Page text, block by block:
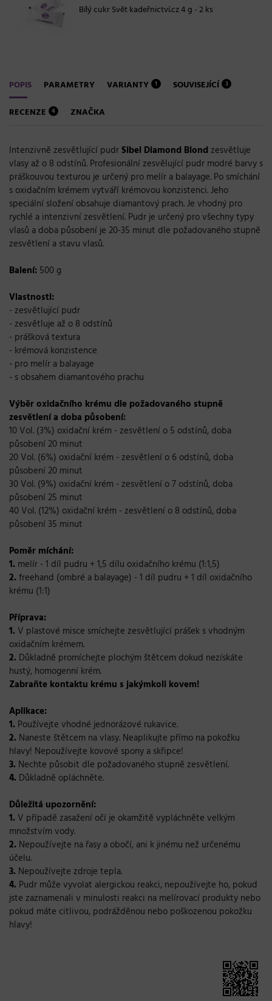
Bílý cukr Svět kadeřnictví.cz 4 g - 2 ks
POPIS PARAMETRY VARIANTY 1 SOUVISEJÍCÍ 3
RECENZE 4 ZNAČKA
Intenzivně zesvětlující pudrSibel Diamond Blond zesvětluje
vlasy až o 8 odstínů. Profesionální zesvělující pudr modré barvy s
práškouvou texturou je určený pro melír a balayage. Po smíchání
s oxidačním krémem vytváří krémovou konzistenci. Jeho
speciální složení obsahuje diamantový prach. Je vhodný pro
rychlé a intenzivní zesvětlení. Pudr je určený pro všechny typy
vlasů a doba působení je 20-35 minut dle požadovaného stupně
zesvětlení a stavu vlasů.
Balení: 500 g
Vlastnosti:
- zesvětlující pudr
- zesvětluje až o 8 odstínů
- prášková textura
- krémová konzistence
- pro melír a balayage
- s obsahem diamantového prachu
Výběr oxidačního krému dle požadovaného stupně
zesvětlení a doba působení:
10 Vol. (3%) oxidační krém - zesvětlení o 5 odstínů, doba
působení 20 minut
20 Vol. (6%) oxidační krém - zesvětlení o 6 odstínů, doba
působení 20 minut
30 Vol. (9%) oxidační krém - zesvětlení o 7 odstínů, doba
působení 25 minut
40 Vol. (12%) oxidační krém - zesvětlení o 8 odstínů, doba
působení 35 minut
Poměr míchání:
1. melír - 1 díl pudru + 1,5 dílu oxidačního krému (1:1,5)
2. freehand (ombré a balayage) - 1 díl pudru + 1 díl oxidačního
krému (1:1)
Příprava:
1. V plastové misce smíchejte zesvětlující prášek s vhodným
oxidačním krémem.
2. Důkladně promíchejte plochým štětcem dokud nezískáte
hustý, homogenní krém.
Zabraňte kontaktu krému s jakýmkoli kovem!
Aplikace:
1. Používejte vhodné jednorázové rukavice.
2. Naneste štětcem na vlasy. Neaplikujte přímo na pokožku
hlavy! Nepoužívejte kovové spony a skřipce!
3. Nechte působit dle požadovaného stupně zesvětlení.
4. Důkladně opláchněte.
Důležitá upozornění:
1. V případě zasažení očí je okamžitě vypláchněte velkým
množstvím vody.
2. Nepoužívejte na řasy a obočí, ani k jinému než určenému
účelu.
3. Nepoužívejte zdroje tepla.
4. Pudr může vyvolat alergickou reakci, nepoužívejte ho, pokud
jste zaznamenali v minulosti reakci na melírovací produkty nebo
pokud máte citlivou, podrážděnou nebo poškozenou pokožku
hlavy!